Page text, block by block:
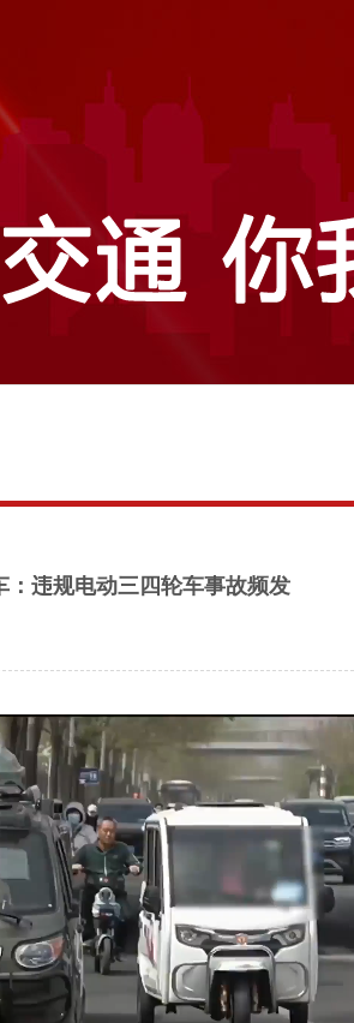
：违规电动三四轮车事故频发